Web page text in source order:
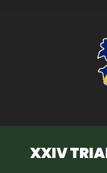
XXIV